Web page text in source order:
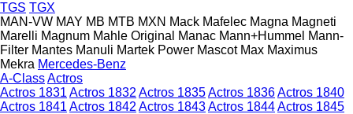
TGS TGX
MAN-VW MAY MB MTB MXN Mack Mafelec Magna Magneti
Marelli Magnum Mahle Original Manac Mann+Hummel Mann-
Filter Mantes Manuli Martek Power Mascot Max Maximus
Mekra Mercedes-Benz
A-ClassActros
Actros 1831 Actros 1832 Actros 1835Actros 1836Actros 1840
Actros 1841 Actros 1842 Actros 1843Actros 1844Actros 1845